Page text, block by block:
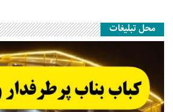
محل تبلیغات